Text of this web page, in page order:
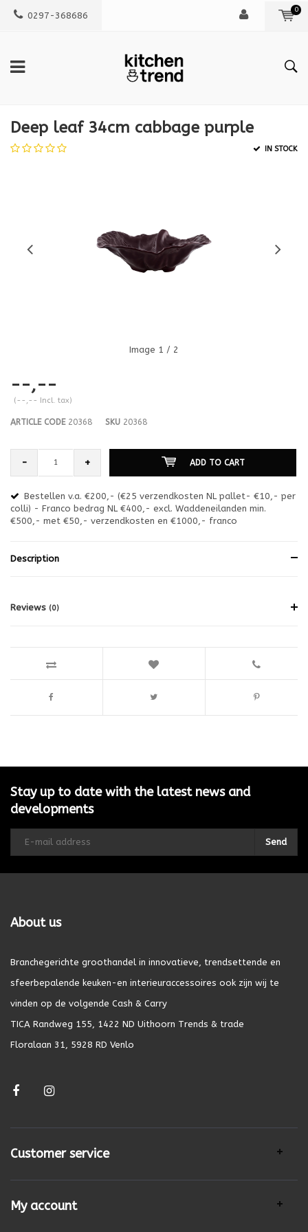
0297-368686
0
Deep leaf 34cm cabbage purple
IN STOCK
Image 1 / 2
--,--
(--,-- Incl. tax)
ARTICLE CODE20368 SKU 20368
- + ADD TO CART
Bestellen v.a. €200,- (€25 verzendkosten NL pallet- €10,- per
colli) - Franco bedrag NL €400,- excl. Waddeneilanden min.
€500,- met €50,- verzendkosten en €1000,- franco
Description
Reviews (0)
Stay up to date with the latest news and
developments
Send
About us
Branchegerichte groothandel in innovatieve, trendsettende en
sfeerbepalende keuken-en interieuraccessoires ook zijn wij te
vinden op de volgende Cash & Carry
TICA Randweg 155, 1422 ND Uithoorn Trends & trade
Floralaan 31, 5928 RD Venlo
Customer service
My account